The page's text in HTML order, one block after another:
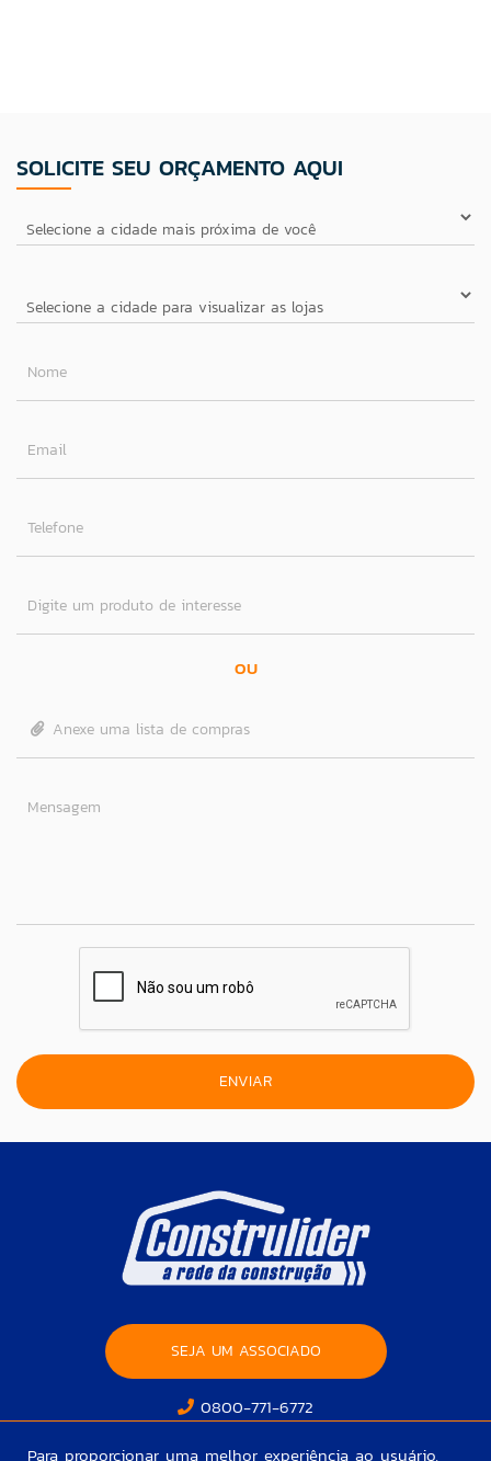
SOLICITE SEU ORÇAMENTO AQUI
Nome
Email
Telefone
Digite um produto de interesse
OU
Anexe uma lista de compras
Mensagem
Para proporcionar uma melhor experiência ao usuário,
SEJA UM ASSOCIADO
0800-771-6772